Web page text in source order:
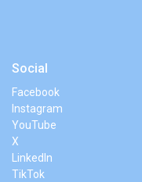
Social
Facebook
Instagram
YouTube
X
LinkedIn
TikTok